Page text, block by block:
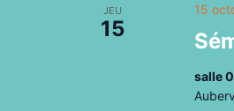
vues
JEU
15
15
salle